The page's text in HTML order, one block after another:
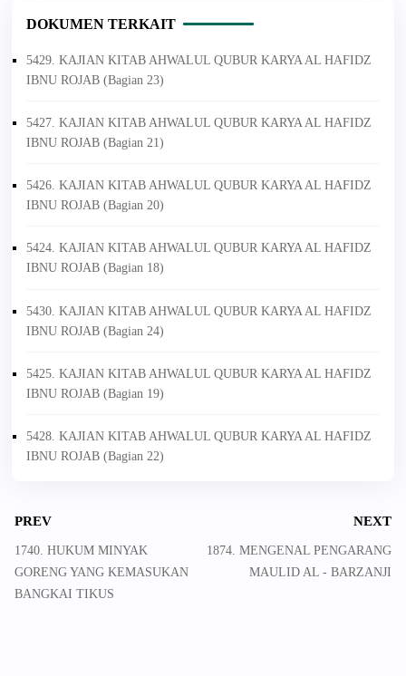
DOKUMEN TERKAIT
5429. KAJIAN KITAB AHWALUL QUBUR KARYA AL HAFIDZ
IBNU ROJAB (Bagian 23)
5427. KAJIAN KITAB AHWALUL QUBUR KARYA AL HAFIDZ
IBNU ROJAB (Bagian 21)
5426. KAJIAN KITAB AHWALUL QUBUR KARYA AL HAFIDZ
IBNU ROJAB (Bagian 20)
5424. KAJIAN KITAB AHWALUL QUBUR KARYA AL HAFIDZ
IBNU ROJAB (Bagian 18)
5430. KAJIAN KITAB AHWALUL QUBUR KARYA AL HAFIDZ
IBNU ROJAB (Bagian 24)
5425. KAJIAN KITAB AHWALUL QUBUR KARYA AL HAFIDZ
IBNU ROJAB (Bagian 19)
5428. KAJIAN KITAB AHWALUL QUBUR KARYA AL HAFIDZ
IBNU ROJAB (Bagian 22)
PREV
1740. HUKUM MINYAK
GORENG YANG KEMASUKAN
BANGKAI TIKUS
NEXT
1874. MENGENAL PENGARANG
MAULID AL - BARZANJI